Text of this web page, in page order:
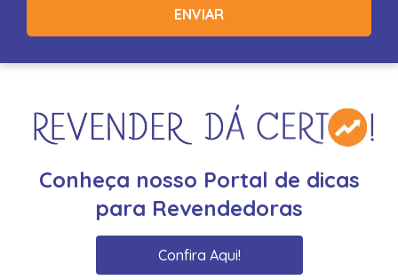
ENVIAR
Conheça nosso Portal de dicas
para Revendedoras
Confira Aqui!